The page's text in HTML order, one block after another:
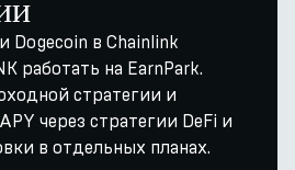
Dogecoin в Chainlink
работать на EarnPark.
стратегии и
через стратегии DeFi и
в отдельных планах.